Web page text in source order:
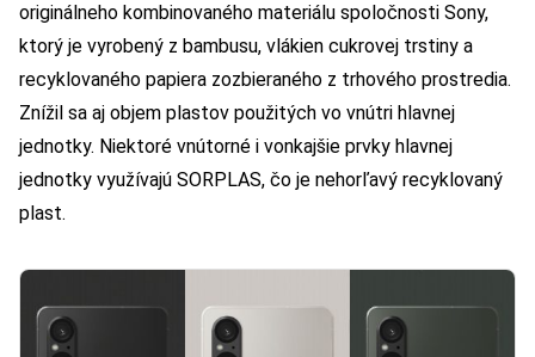
originálneho kombinovaného materiálu spoločnosti Sony,
ktorý je vyrobený z bambusu, vlákien cukrovej trstiny a
recyklovaného papiera zozbieraného z trhového prostredia.
Znížil sa aj objem plastov použitých vo vnútri hlavnej
jednotky. Niektoré vnútorné i vonkajšie prvky hlavnej
jednotky využívajú SORPLAS, čo je nehorľavý recyklovaný
plast.